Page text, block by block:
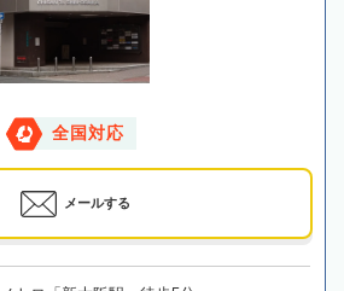
全国対応
メールする